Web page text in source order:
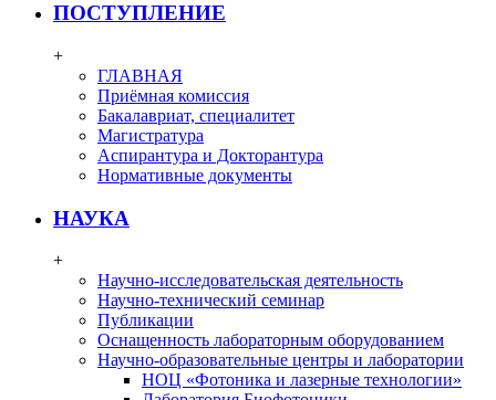
ПОСТУПЛЕНИЕ
+
ГЛАВНАЯ
Приёмная комиссия
Бакалавриат, специалитет
Магистратура
Аспирантура и Докторантура
Нормативные документы
НАУКА
+
Научно-исследовательская деятельность
Научно-технический семинар
Публикации
Оснащенность лабораторным оборудованием
Научно-образовательные центры и лаборатории
НОЦ «Фотоника и лазерные технологии»